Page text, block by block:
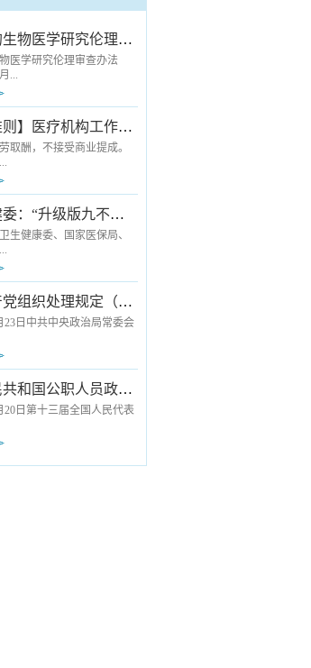
病房电热水器安装
次） 中标候选人公涉及人的生物医学研究伦理审查办法
医学研究伦理审查办法
...
和计划生育委员会令第11
年12月1日起施行） 第一
条 为保护人的生命和健
尊严，尊重和保护受试者
规范涉及人的生物医学研
用于各级各类医疗卫生机
的生物医学研究伦理审查
本办法所称涉及人的...
【行业准则】医疗机构工作人员廉洁从业九项准则
取酬，不接受商业提成。
利用执业之便开单提成；
的进行统方；除就诊医院
其他医疗机构，以及被纳
道”管理的定点零售药店外，
到其他指定地点购买医药
私利；严禁接受互联网企
药有关的费用。二、严守
不参与欺诈骗保。依法依规
保障基金，遵守医保协议
...
国家卫健委：“升级版九不准”发布《医疗机构工作人员廉洁从业九项准则》
生健康委、国家医保局、
关于印发医疗机构工作人
项准则的通知》，对为广
划清了基本行为底线。《九
实施后，原国家卫生计生
药管理局2013年12月联合
通知》（以下简称“九不
。《九项准则》是在“九不
内核基础上，从内容到形式
具体表现为：一、涵盖
中国共产党组织处理规定（试行）
23日中共中央政治局常委会
3月19日中共中央办公厅发
为了落实全面从严治党要
织处理工作，根据《中国共
有关党内法规，制定本规
组织处理工作坚持以习近
代党的建设总要求和新时
中华人民共和国公职人员政务处分法
20日第十三届全国人民代表
九次会议通过） 第一